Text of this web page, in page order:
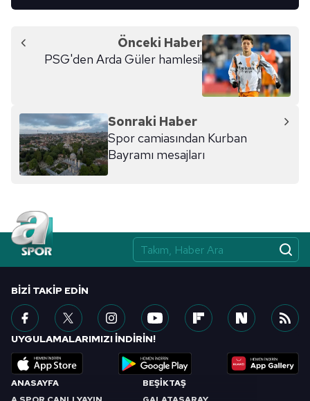
Önceki Haber
PSG'den Arda Güler hamlesi!
Sonraki Haber
Spor camiasından Kurban
Bayramı mesajları
ANASAYFA
BEŞİKTAŞ
BIZI TAKIP EDIN
UYGULAMALARIMIZI İNDİRİN!